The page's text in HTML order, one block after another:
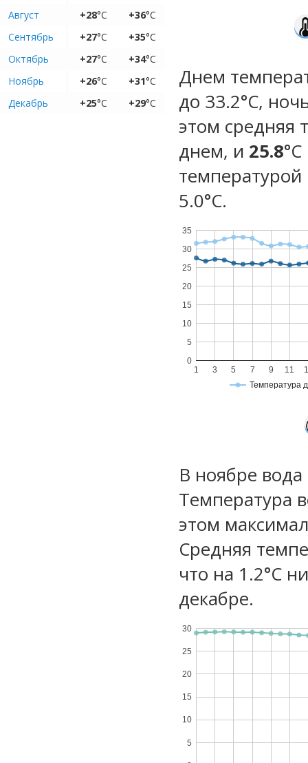
Август
+28°C +36°C
Сентябрь
+27°C +35°C
Октябрь
+27°C +34°C
Ноябрь
+26°C +31°C
Декабрь
+25°C +29°C
Днем
до 33.2°C,
этом средняя
днем, и 25.8
температурой
5.0°С.
Температура
1 3 5 7 9 11
0
5
10
15
20
25
30
35
В ноябре
Температура
этом
Средняя
что на 1.2°C
декабре.
5
10
15
20
25
30